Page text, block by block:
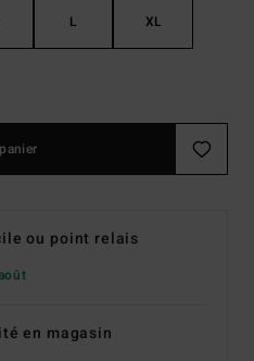
L XL
ou point relais
en magasin